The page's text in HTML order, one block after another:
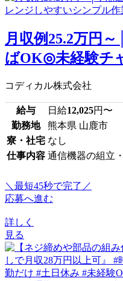
月収例25.2万円
ばOK◎未経験チ
コディカル株式会社
給与 日給12,025円〜
勤務地
熊本県 山鹿市
寮・社宅 なし
仕事内容 通信機器の組立
＼最短45秒で完了／
応募へ進む
詳しく
見る